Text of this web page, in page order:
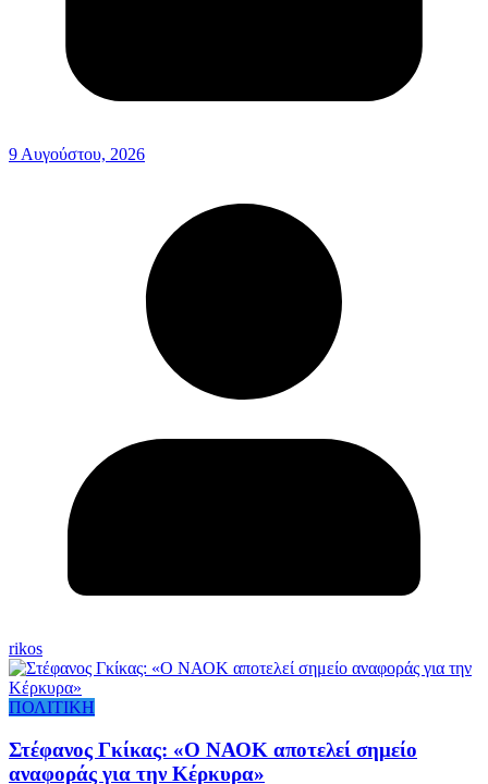
9 Αυγούστου, 2026
rikos
ΠΟΛΙΤΙΚΗ
Στέφανος Γκίκας: «Ο ΝΑΟΚ αποτελεί σημείο
αναφοράς για την Κέρκυρα»